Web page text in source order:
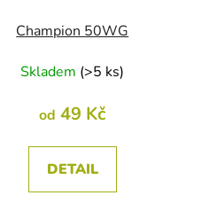
Champion 50WG
Skladem (>5 ks)
od 49 Kč
DETAIL